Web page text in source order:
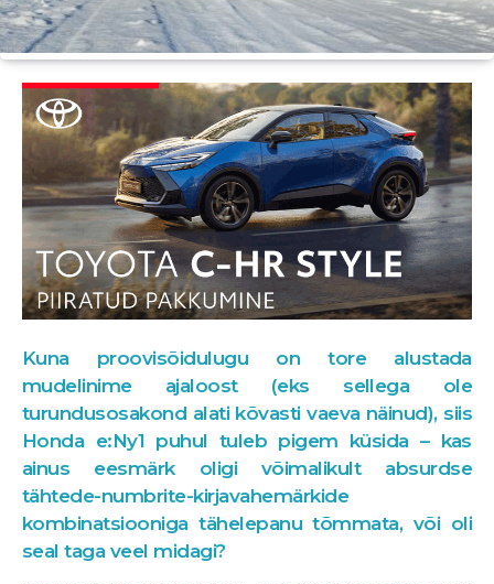
Kuna proovisõidulugu on tore alustada
mudelinime ajaloost (eks sellega ole
turundusosakond alati kõvasti vaeva näinud), siis
Honda e:Ny1 puhul tuleb pigem küsida – kas
ainus eesmärk oligi võimalikult absurdse
tähtede-numbrite-kirjavahemärkide
kombinatsiooniga tähelepanu tõmmata, või oli
seal taga veel midagi?